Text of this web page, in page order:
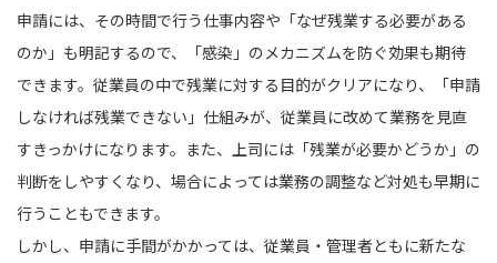
申請には、その時間で行う仕事内容や「なぜ残業する必要がある
のか」も明記するので、「感染」のメカニズムを防ぐ効果も期待
できます。従業員の中で残業に対する目的がクリアになり、「申請
しなければ残業できない」仕組みが、従業員に改めて業務を見直
すきっかけになります。また、上司には「残業が必要かどうか」の
判断をしやすくなり、場合によっては業務の調整など対処も早期に
行うこともできます。
しかし、申請に手間がかかっては、従業員・管理者ともに新たな